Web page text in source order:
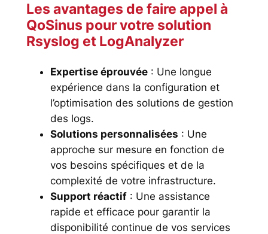
Les avantages de faire appel à
QoSinus pour votre solution
Rsyslog et LogAnalyzer
Expertise éprouvée: Une longue
expérience dans la configuration et
l’optimisation des solutions de gestion
des logs.
Solutions personnalisées : Une
approche sur mesure en fonction de
vos besoins spécifiques et de la
complexité de votre infrastructure.
Support réactif: Une assistance
rapide et efficace pour garantir la
disponibilité continue de vos services